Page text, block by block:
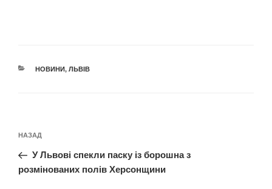
КАТЕГОРІЇ
НОВИНИ, ЛЬВІВ
записів
Попередній
запис:
НАЗАД
У Львові спекли паску із борошна з
розмінованих полів Херсонщини